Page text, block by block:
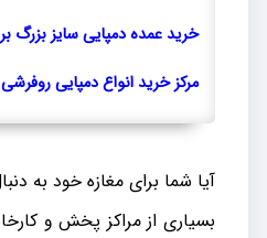
خرید عمده دمپایی سایز بزرگ
مرکز خرید انواع دمپایی روفرشی
آیا شما برای مغازه خود به
بسیاری از مراکز پخش و